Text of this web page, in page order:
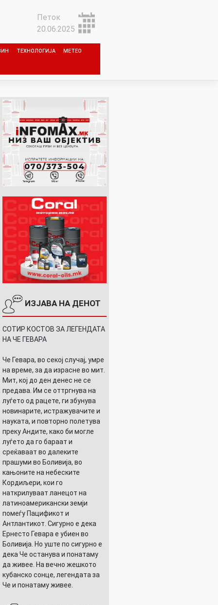
Петок
20.06.2025
ТЕХНОЛОГИЈА МЕТЕО
ИЗЈАВА НА ДЕНОТ
СОТИР КОСТОВ ЗА ЛЕГЕНДАТА
НА ЧЕ ГЕВАРА
Че Гевара, во секој случај, умре
на време, за да израсне во мит.
Мит, кој до ден денес не се
предава. Им се оттргнува на
луѓето од рацете, ги збунува
новинарите, истражувачите и
науката, и повторно полетува
преку Андите, како би могле
луѓето да го бараат и
среќаваат во далеките
прашуми во Боливија, во
кањоните на небеските
Кордиљери, кои го
наткрилуваат ланецот на
латиноамерикански земји
помеѓу Пацификот и
Антлантикот. Сигурно е дека
Ернесто Гевара е убиен во
Боливија. Но уште по сигурно е
дека Че останува и понатаму
да живее. На вечно жешкото
кубанско сонце, легендата за
Че и понатаму живее.